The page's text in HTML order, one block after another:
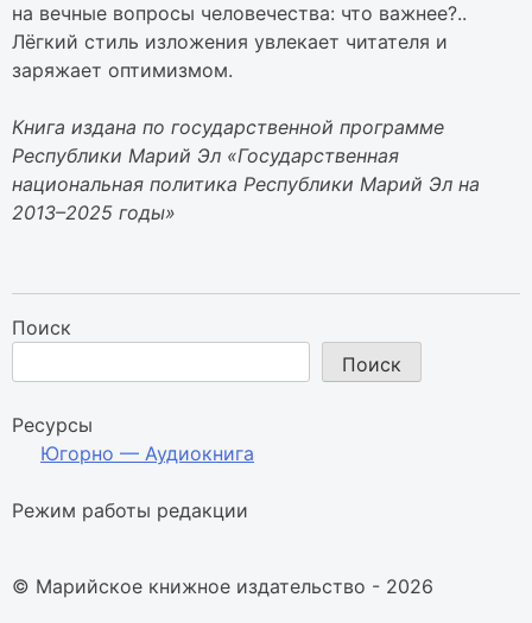
на вечные вопросы человечества: что важнее?..
Лёгкий стиль изложения увлекает читателя и
заряжает оптимизмом.
Книга издана по государственной программе
Республики Марий Эл «Государственная
национальная политика Республики Марий Эл на
2013–2025 годы»
Поиск
Поиск
Ресурсы
Югорно — Аудиокнига
Режим работы редакции
© Марийское книжное издательство - 2026